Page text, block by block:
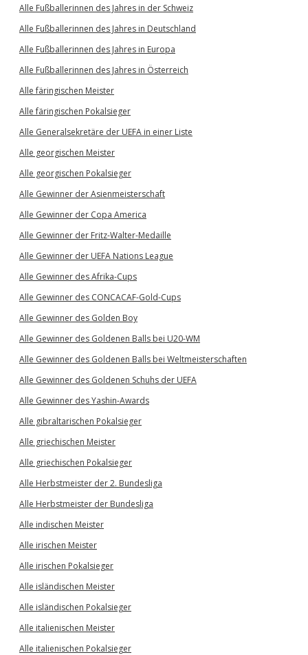
Alle Fußballerinnen des Jahres in der Schweiz
Alle Fußballerinnen des Jahres in Deutschland
Alle Fußballerinnen des Jahres in Europa
Alle Fußballerinnen des Jahres in Österreich
Alle färingischen Meister
Alle färingischen Pokalsieger
Alle Generalsekretäre der UEFA in einer Liste
Alle georgischen Meister
Alle georgischen Pokalsieger
Alle Gewinner der Asienmeisterschaft
Alle Gewinner der Copa America
Alle Gewinner der Fritz-Walter-Medaille
Alle Gewinner der UEFA Nations League
Alle Gewinner des Afrika-Cups
Alle Gewinner des CONCACAF-Gold-Cups
Alle Gewinner des Golden Boy
Alle Gewinner des Goldenen Balls bei U20-WM
Alle Gewinner des Goldenen Balls bei Weltmeisterschaften
Alle Gewinner des Goldenen Schuhs der UEFA
Alle Gewinner des Yashin-Awards
Alle gibraltarischen Pokalsieger
Alle griechischen Meister
Alle griechischen Pokalsieger
Alle Herbstmeister der 2. Bundesliga
Alle Herbstmeister der Bundesliga
Alle indischen Meister
Alle irischen Meister
Alle irischen Pokalsieger
Alle isländischen Meister
Alle isländischen Pokalsieger
Alle italienischen Meister
Alle italienischen Pokalsieger